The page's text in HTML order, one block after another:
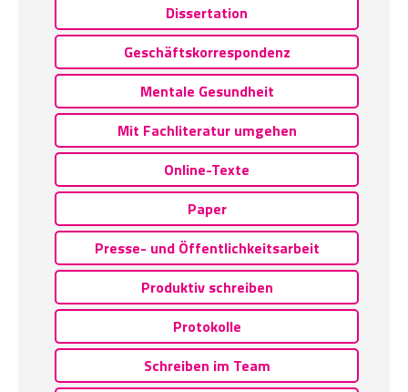
Dissertation
Geschäftskorrespondenz
Mentale Gesundheit
Mit Fachliteratur umgehen
Online-Texte
Paper
Presse- und Öffentlichkeitsarbeit
Produktiv schreiben
Protokolle
Schreiben im Team